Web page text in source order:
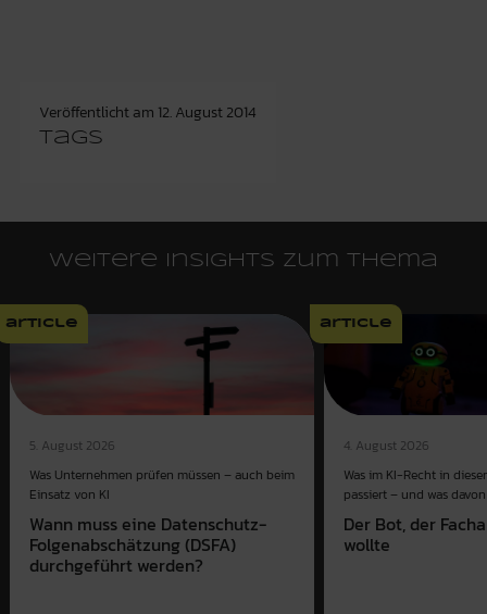
Veröffentlicht am 12. August 2014
Tags
Weitere Insights zum Thema
article
5. August 2026
Was Unternehmen prüfen müssen – auch beim
Einsatz von KI
Wann muss eine Datenschutz-
Folgenabschätzung (DSFA)
durchgeführt werden?
article
4. August 2026
Was im KI-Recht in
passiert – und was
Der Bot, der
wollte